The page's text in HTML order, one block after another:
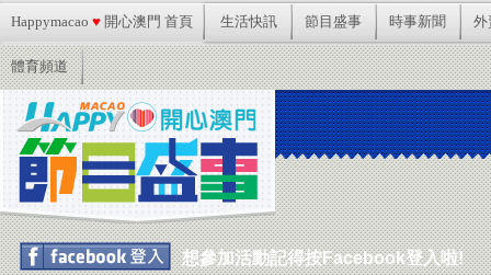
Happymacao ♥ 開心澳門 首頁 生活快訊 節目盛事 時事新聞 外
體育頻道
想參加活動記得按Facebook登入啦!